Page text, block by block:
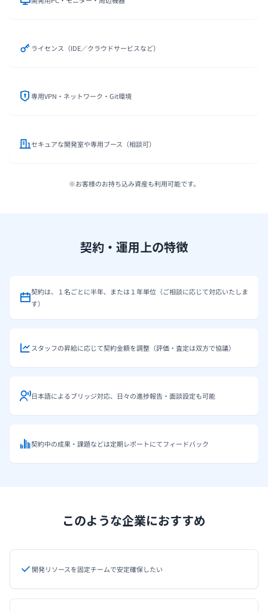
ライセンス（IDE／クラウドサービスなど）
専用VPN・ネットワーク・Git環境
セキュアな開発室や専用ブース（相談可）
※お客様のお持ち込み資産も利用可能です。
契約・運用上の特徴
契約は、１名ごとに半年、または１年単位（ご相談に応じて対応いたしま
す）
スタッフの昇給に応じて契約金額を調整（評価・査定は双方で協議）
日本語によるブリッジ対応、日々の進捗報告・面談設定も可能
契約中の成果・課題などは定期レポートにてフィードバック
このような企業におすすめ
開発リソースを固定チームで安定確保したい